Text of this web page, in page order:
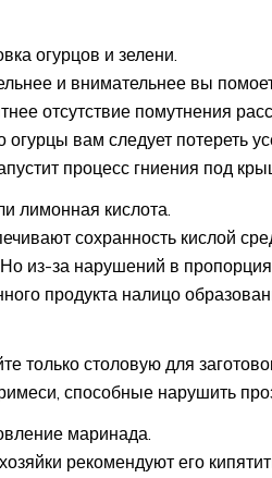
огурцов и зелени.
и внимательнее вы
отсутствие помутнения
огурцы вам следует потереть
процесс гниения под
лимонная кислота.
сохранность кислой
Но из-за нарушений в
продукта налицо
только столовую для
способные нарушить
маринада.
рекомендуют его